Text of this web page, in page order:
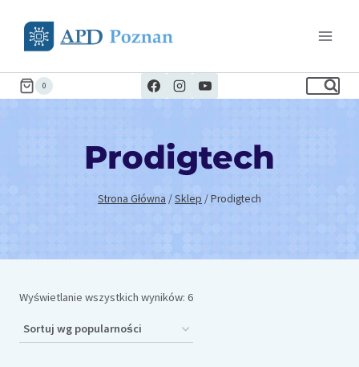
0
Prodigtech
Strona Główna /Sklep /Prodigtech
Wyświetlanie wszystkich wyników: 6Posortowane
popularności